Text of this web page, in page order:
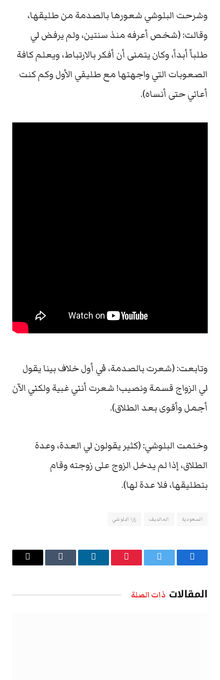
وشرحت البلوشي شعورها بالصدمة من طليقها،
وقالت: (شخص أعرفه منذ سنتين، ولم يرفض لي
طلباً أبداً، وكان يتمنى أن أفكر بالارتباط، ويعلم كافة
الصعوبات التي واجهتها مع طليقي الأول وكم كنت
أعاني حتى أنساه).
وتابعت: (شعرت بالصدمة، في أول خلاف بينا يقول
لي الزواج قسمة ونصيب! شعرت أنني غبية ولكني الآن
أجمل وأقوى بعد الطلاق).
وختمت البلوشي: (كثير يقولون لي العدة، وعدة
الطلاق، إذا لم يدخل الزوج على زوجته وقام
بتطليقها، فلا عدة لها).
السعودية المالديف زارا البلوشي
فيسبوك تويتر بينتيريستلينكدإن Tumblr
البريد
المقالات ذات الصلة